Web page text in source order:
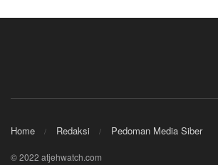
Home Redaksi Pedoman Media Siber
© 2022 atjehwatch.com